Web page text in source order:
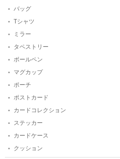
バッグ
Tシャツ
ミラー
タペストリー
ボールペン
マグカップ
ポーチ
ポストカード
カードコレクション
ステッカー
カードケース
クッション